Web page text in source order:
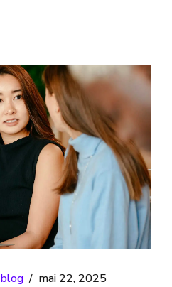
blog mai 22, 2025